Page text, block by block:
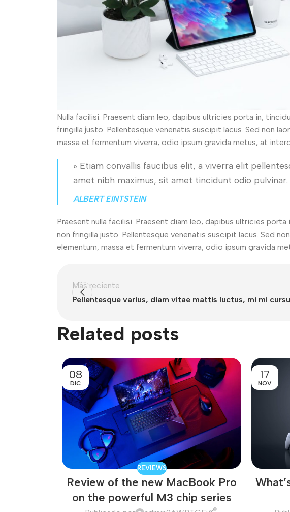
Nulla facilisi. Praesent diam leo, dapibus ultricies porta in,
fringilla justo. Pellentesque venenatis suscipit lacus. Sed non
massa et fermentum viverra, odio ipsum gravida metus, at
» Etiam convallis faucibus elit, a viverra elit
amet nibh maximus, sit amet tincidunt odio pulvinar.
ALBERT EINTSTEIN
Praesent nulla facilisi. Praesent diam leo, dapibus ultricies
non fringilla justo. Pellentesque venenatis suscipit lacus. Sed
elementum, massa et fermentum viverra, odio ipsum gravida
Más reciente
Pellentesque varius, diam vitae mattis luctus, mi mi
Related posts
08
DIC
REVIEWS
Review of the new MacBook Pro
on the powerful M3 chip series
17
NOV